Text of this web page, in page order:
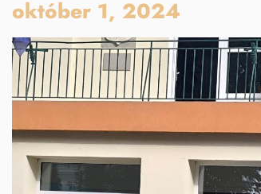
október 1, 2024